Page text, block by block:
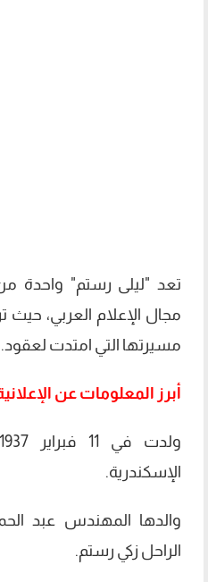
تعد "ليلى رستم" واحدة
مجال الإعلام العربي،
مسيرتها التي امتدت لعقود.
أبرز المعلومات عن
الإسكندرية.
والدها المهندس عبد
الراحل زكي رستم.